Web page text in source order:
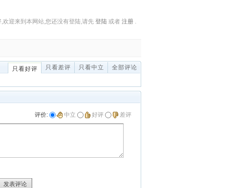
,欢迎来到本网站,您还没有登陆,请先 登陆 或者 注册 .
只看好评 只看差评 只看中立
全部评论
评价: 中立 好评 差评
发表评论